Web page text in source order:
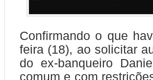
Confirmando o que
feira (18), ao solicitar
do ex-banqueiro
comum e com